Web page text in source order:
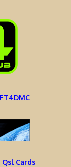
Cards